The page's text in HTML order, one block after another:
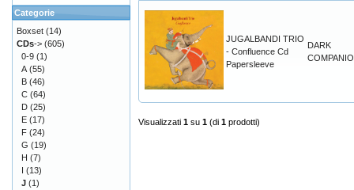
JUGALBANDI TRIO
- Confluence Cd
Papersleeve
DARK
Visualizzati 1 su 1 (di 1 prodotti)
Categorie
Boxset (14)
CDs-> (605)
0-9 (1)
A (55)
B (46)
C (64)
D (25)
E (17)
F (24)
G (19)
H (7)
I (13)
J (1)